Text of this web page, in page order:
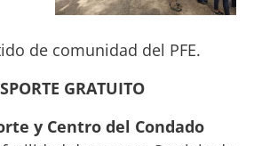
de comunidad del PFE.
GRATUITO
y Centro del Condado